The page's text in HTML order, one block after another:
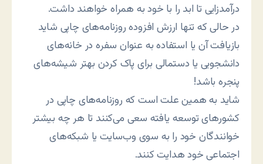
درآمدزایی تا ابد را با خود به همراه خواهند داشت.
در حالی که تنها ارزش افزوده روزنامه‌های چاپی شاید
بازیافت آن یا استفاده به عنوان سفره در خانه‌های
دانشجویی یا دستمالی برای پاک کردن بهتر شیشه‌های
پنجره باشد!
شاید به همین علت است که روزنامه‌های چاپی در
کشورهای توسعه یافته سعی می‌کنند تا هر چه بیشتر
خوانندگان خود را به سوی وب‌سایت یا شبکه‌های
اجتماعی خود هدایت کنند.